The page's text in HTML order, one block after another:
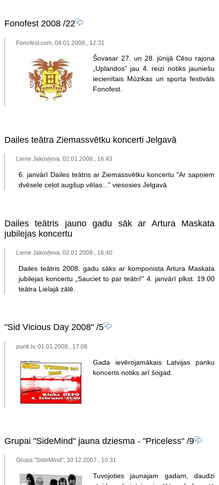
Fonofest 2008/22
Fonofest.com, 04.01.2008., 12:31
Šovasar 27. un 28. jūnijā Cēsu rajona
„Uplandos” jau 4. reizi notiks jauniešu
iecienītais Mūzikas un sporta festivāls
Fonofest.
Dailes teātra Ziemassvētku koncerti Jelgavā
Liene Jakovļeva, 02.01.2008., 16:43
6. janvārī Dailes teātris ar Ziemassvētku koncertu "Ar sapņiem
dvēsele ceļot augšup vēlas..." viesosies Jelgavā.
Dailes teātris jauno gadu sāk ar Artura Maskata
jubilejas koncertu
Liene Jakovļeva, 02.01.2008., 16:40
Dailes teātris 2008. gadu sāks ar komponista Artura Maskata
jubilejas koncertu „Sauciet to par teātri!” 4. janvārī plkst. 19.00
teātra Lielajā zālē.
"Sid Vicious Day 2008"/5
punk.lv, 01.01.2008., 17:08
Gada ievērojamākais Latvijas panku
koncerts notiks arī šogad.
Grupai "SideMind" jauna dziesma - "Priceless"/9
Grupa "SideMind", 30.12.2007., 10:31
Tuvojoties jaunajam gadam, daudzi